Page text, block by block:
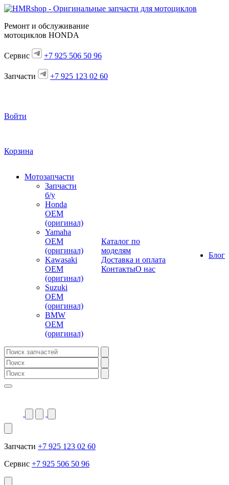
Ремонт и обслуживание
мотоциклов HONDA
Сервис +7 925 506 50 96
Запчасти +7 925 123 02 60
Войти
Корзина
Мотозапчасти
Запчасти
б/у
Honda
OEM
(оригинал)
Yamaha
OEM
(оригинал)
Kawasaki
OEM
(оригинал)
Suzuki
OEM
(оригинал)
BMW
OEM
(оригинал)
Каталог по
моделям
Доставка и оплата
КонтактыО нас
Блог
Запчасти +7 925 123 02 60
Сервис +7 925 506 50 96